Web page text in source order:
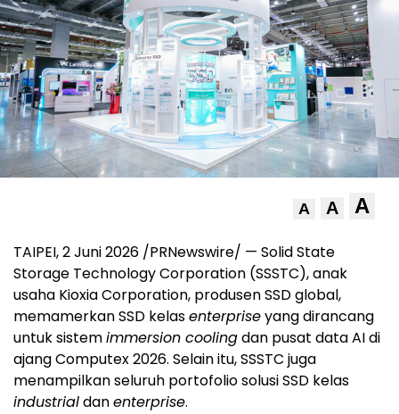
A A A
TAIPEI, 2 Juni 2026 /PRNewswire/ — Solid State
Storage Technology Corporation (SSSTC), anak
usaha Kioxia Corporation, produsen SSD global,
memamerkan SSD kelasenterpriseyang dirancang
untuk sistemimmersion coolingdan pusat data AI di
ajang Computex 2026. Selain itu, SSSTC juga
menampilkan seluruh portofolio solusi SSD kelas
industrialdanenterprise.